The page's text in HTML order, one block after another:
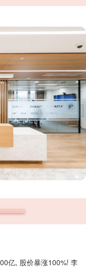
亿, 股价暴涨100%! 李